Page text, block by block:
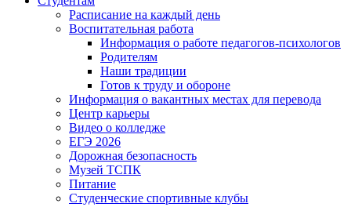
Расписание на каждый день
Воспитательная работа
Информация о работе педагогов-психологов
Родителям
Наши традиции
Готов к труду и обороне
Информация о вакантных местах для перевода
Центр карьеры
Видео о колледже
ЕГЭ 2026
Дорожная безопасность
Музей ТСПК
Питание
Студенческие спортивные клубы